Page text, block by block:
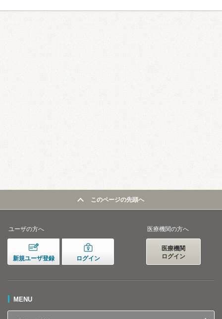
このページの先頭へ
ユーザの方へ
新規ユーザ登録 ログイン
医療機関の方へ
医療機関
ログイン
MENU